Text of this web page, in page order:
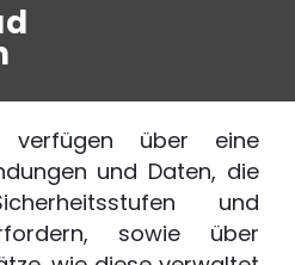
verfügen über eine
und Daten, die
und
sowie über